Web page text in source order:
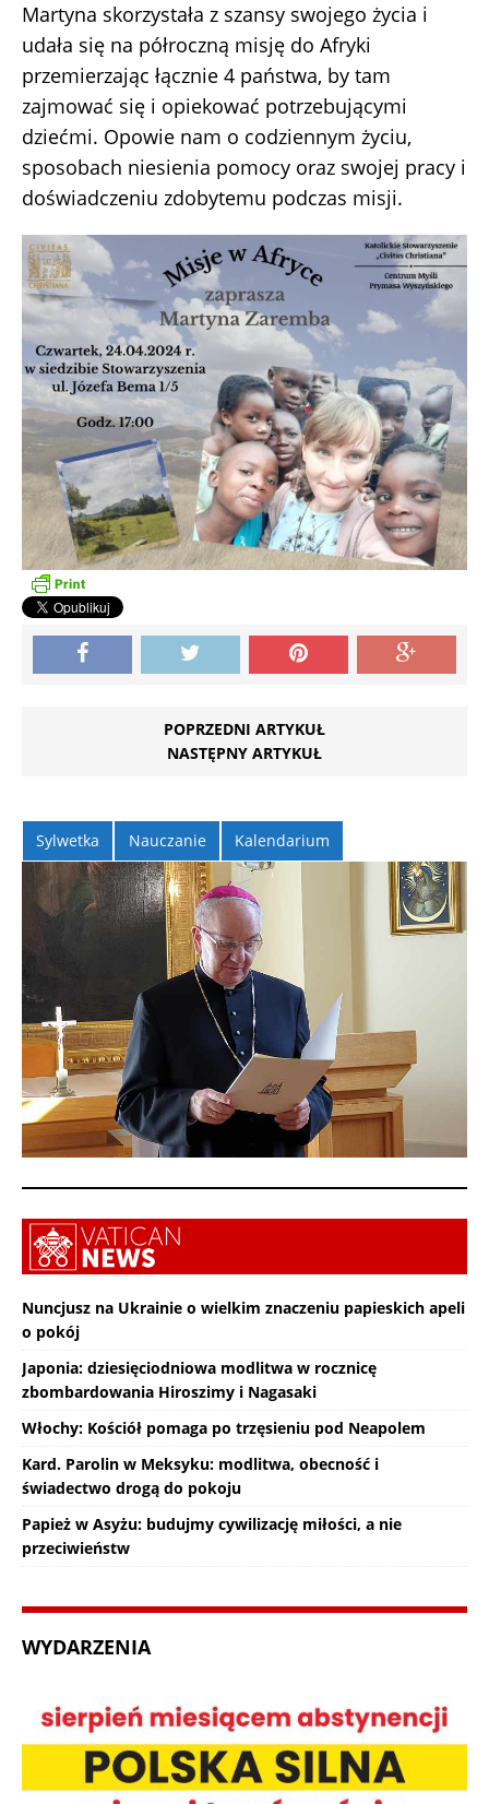
Martyna skorzystała z szansy swojego życia i
udała się na półroczną misję do Afryki
przemierzając łącznie 4 państwa, by tam
zajmować się i opiekować potrzebującymi
dziećmi. Opowie nam o codziennym życiu,
sposobach niesienia pomocy oraz swojej pracy i
doświadczeniu zdobytemu podczas misji.
POPRZEDNI ARTYKUŁ
NASTĘPNY ARTYKUŁ
Sylwetka Nauczanie Kalendarium
Nuncjusz na Ukrainie o wielkim znaczeniu papieskich apeli
o pokój
Japonia: dziesięciodniowa modlitwa w rocznicę
zbombardowania Hiroszimy i Nagasaki
Włochy: Kościół pomaga po trzęsieniu pod Neapolem
Kard. Parolin w Meksyku: modlitwa, obecność i
świadectwo drogą do pokoju
Papież w Asyżu: budujmy cywilizację miłości, a nie
przeciwieństw
WYDARZENIA